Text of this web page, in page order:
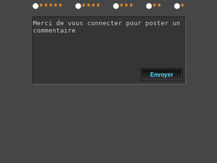
***** **** *** ** *
Envoyer